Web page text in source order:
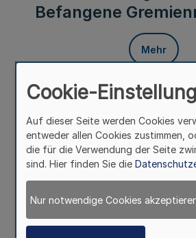
Befangene
Mehr
sicherzustellen, dass befangene
der Mitwirkung an der Beratung und
Tagesordnungspunkten im
Abstimmungssystem in dem
ausgeschlossen sind. Bei
muss für die Sitzungsleitung und die
Gremienmitglieder erkennbar sein,
Gremienmitglied für die Dauer der
Cookie-
Auf dieser Seite werden Cookies
entweder allen Cookies zustimmen,
die für die Verwendung der Seite
sind. Hier finden Sie die
Nur notwendige Cookies